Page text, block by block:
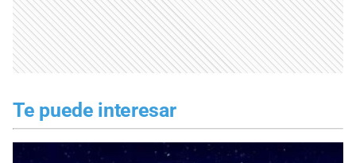
Te puede interesar